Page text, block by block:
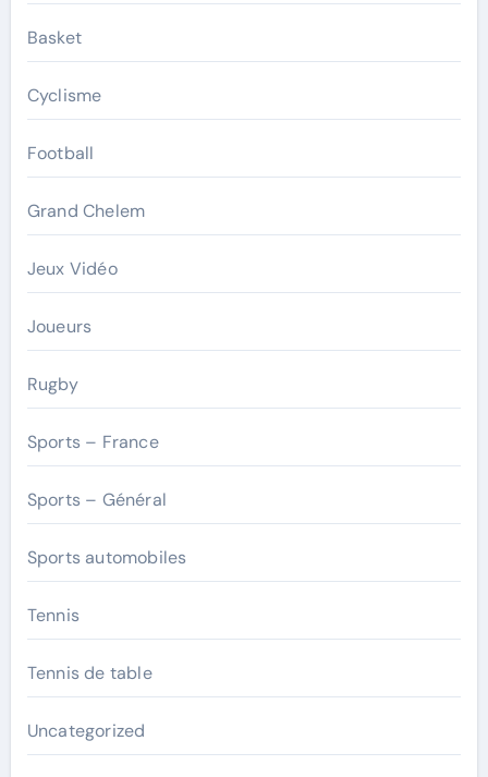
Basket
Cyclisme
Football
Grand Chelem
Jeux Vidéo
Joueurs
Rugby
Sports – France
Sports – Général
Sports automobiles
Tennis
Tennis de table
Uncategorized